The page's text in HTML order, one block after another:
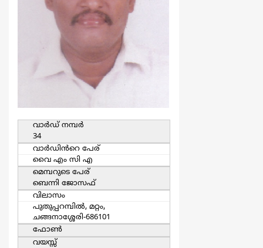
വാര്‍ഡ്‌ നമ്പര്‍
34
വാര്‍ഡിൻറെ പേര്
വൈ എം സി എ
മെമ്പറുടെ പേര്
ബെന്നി ജോസഫ്
വിലാസം
പുതുപ്പറമ്പില്‍, മറ്റം,
ചങ്ങനാശ്ശേരി-686101
ഫോൺ
വയസ്സ്